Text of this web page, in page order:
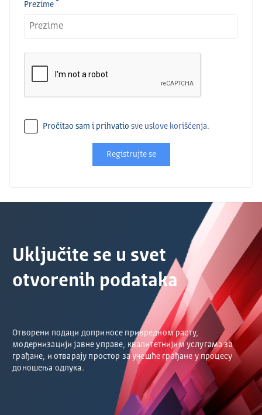
Prezime
Pročitao sam i prihvatio sve uslove korišćenja.
Registrujte se
Uključite se u svet
otvorenih podataka
Отворени подаци доприносе привредном расту,
модернизацији јавне управе, квалитетнијим услугама за
грађане, и отварају простор за учешће грађане у процесу
доношења одлука.